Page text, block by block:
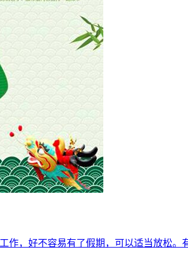
，好不容易有了假期，可以适当放松